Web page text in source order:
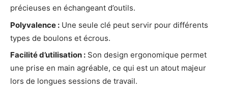
précieuses en échangeant d’outils.
Polyvalence : Une seule clé peut servir pour différents
types de boulons et écrous.
Facilité d’utilisation : Son design ergonomique permet
une prise en main agréable, ce qui est un atout majeur
lors de longues sessions de travail.